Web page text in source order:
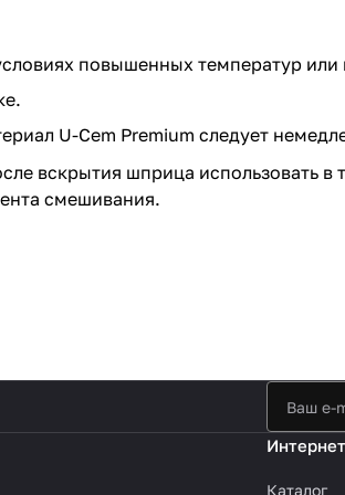
повышенных температур
U-Cem Premium следует
вскрытия шприца использовать
смешивания.
Каталог